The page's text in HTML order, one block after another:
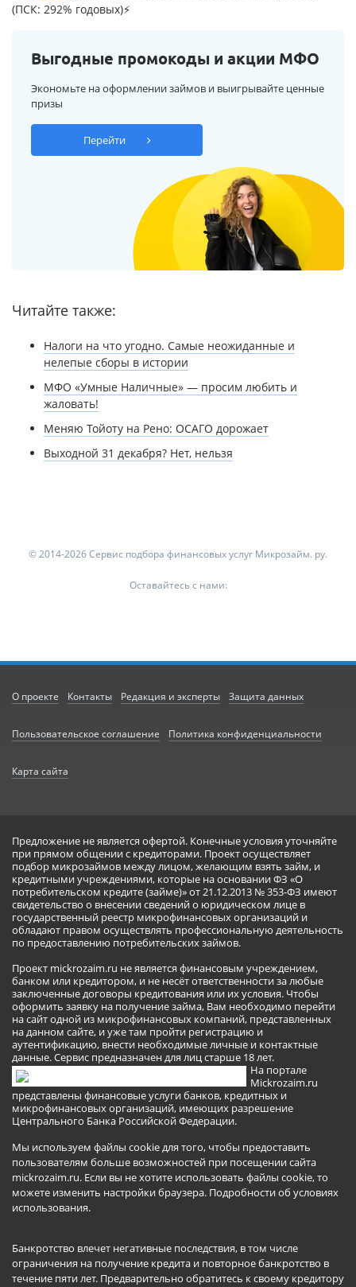
(ПСК: 292% годовых)⚡
Выгодные промокоды и акции МФО
Экономьте на оформлении займов и выигрывайте ценные
призы
Перейти
Читайте также:
Налоги на что угодно. Самые неожиданные и
нелепые сборы в истории
МФО «Умные Наличные» — просим любить и
жаловать!
Меняю Тойоту на Рено: ОСАГО дорожает
Выходной 31 декабря? Нет, нельзя
© 2014-2026 Сервис подбора финансовых услуг Микрозайм. ру.
Оставайтесь с нами:
О проекте Контакты Редакция и эксперты Защита данных
Пользовательское соглашение Политика конфиденциальности
Карта сайта
Предложение не является офертой. Конечные условия уточняйте
при прямом общении с кредиторами. Проект осуществляет
подбор микрозаймов между лицом, желающим взять займ, и
кредитными учреждениями, которые на основании ФЗ «О
потребительском кредите (займе)» от 21.12.2013 № 353-ФЗ имеют
свидетельство о внесении сведений о юридическом лице в
государственный реестр микрофинансовых организаций и
обладают правом осуществлять профессиональную деятельность
по предоставлению потребительских займов.
Проект mickrozaim.ru не является финансовым учреждением,
банком или кредитором, и не несёт ответственности за любые
заключенные договоры кредитования или их условия. Чтобы
оформить заявку на получение займа, Вам необходимо перейти
на сайт одной из микрофинансовых компаний, представленных
на данном сайте, и уже там пройти регистрацию и
аутентификацию, внести необходимые личные и контактные
данные. Сервис предназначен для лиц старше 18 лет.
На портале
Mickrozaim.ru
представлены финансовые услуги банков, кредитных и
микрофинансовых организаций, имеющих разрешение
Центрального Банка Российской Федерации.
Мы используем файлы cookie для того, чтобы предоставить
пользователям больше возможностей при посещении сайта
mickrozaim.ru. Если вы не хотите использовать файлы cookie, то
можете изменить настройки браузера. Подробности об условиях
использования.
Банкротство влечет негативные последствия, в том числе
ограничения на получение кредита и повторное банкротство в
течение пяти лет. Предварительно обратитесь к своему кредитору